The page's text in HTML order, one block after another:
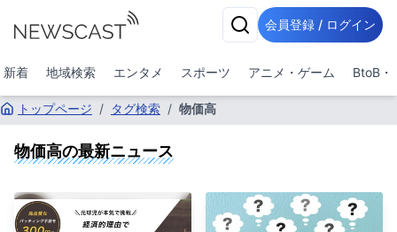
会員登録 / ログイン
新着 地域検索 エンタメ スポーツ アニメ・ゲーム BtoB・
トップページ / タグ検索 / 物価高
物価高の最新ニュース